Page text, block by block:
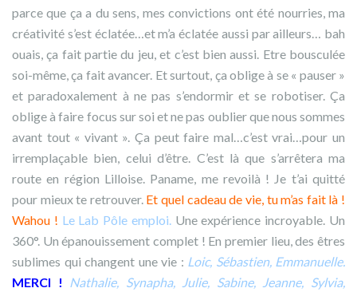
parce que ça a du sens, mes convictions ont été nourries, ma
créativité s’est éclatée…et m’a éclatée aussi par ailleurs… bah
ouais, ça fait partie du jeu, et c’est bien aussi. Etre bousculée
soi-même, ça fait avancer. Et surtout, ça oblige à se « pauser »
et paradoxalement à ne pas s’endormir et se robotiser. Ça
oblige à faire focus sur soi et ne pas oublier que nous sommes
avant tout « vivant ». Ça peut faire mal…c’est vrai…pour un
irremplaçable bien, celui d’être. C’est là que s’arrêtera ma
route en région Lilloise. Paname, me revoilà ! Je t’ai quitté
pour mieux te retrouver. Et quel cadeau de vie, tu m’as fait là !
Wahou ! Le Lab Pôle emploi. Une expérience incroyable. Un
360°. Un épanouissement complet ! En premier lieu, des êtres
sublimes qui changent une vie : Loic, Sébastien, Emmanuelle.
MERCI !
Nathalie, Synapha, Julie, Sabine, Jeanne, Sylvia,